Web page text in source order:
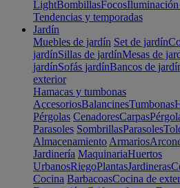
LightBombillasFocos
Tendencias y temporadas
Jardín
Muebles de jardín Set de jardín
jardínSillas de jardínMesas de
jardínSofás jardínBancos de
exterior
Hamacas y tumbonas
AccesoriosBalancinesTumbonas
Pérgolas CenadoresCarpas
Parasoles SombrillasParasoles
Almacenamiento Armarios
Jardinería MaquinariaHuertos
UrbanosRiegoPlantasJardineras
Cocina BarbacoasCocina de